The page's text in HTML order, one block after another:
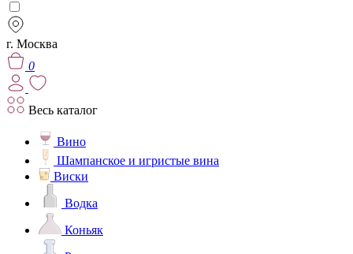
г. Москва
0
Весь каталог
Вино
Шампанское и игристые вина
Виски
Водка
Коньяк